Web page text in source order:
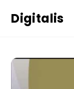
Digitalis